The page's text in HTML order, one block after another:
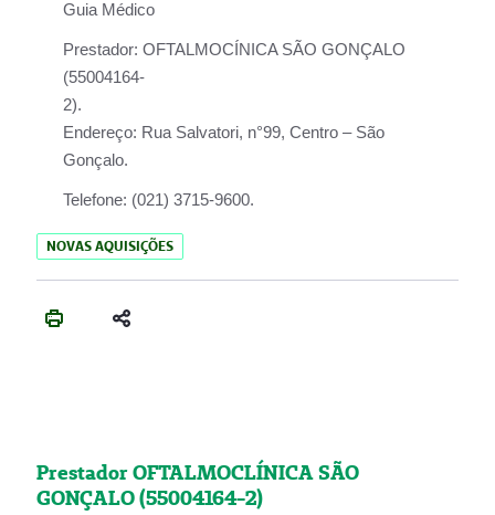
Guia Médico
Prestador: OFTALMOCÍNICA SÃO GONÇALO
(55004164-
2).
Endereço: Rua Salvatori, n°99, Centro – São
Gonçalo.
Telefone: (021) 3715-9600.
NOVAS AQUISIÇÕES
Prestador OFTALMOCLÍNICA SÃO
GONÇALO (55004164-2)